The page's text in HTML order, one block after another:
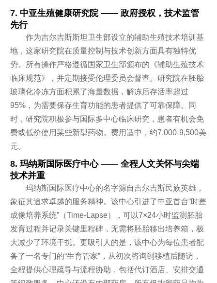
7. 中亚生殖健康研究院 —— 政府授权，技术监管
先行
作为吉尔吉斯斯坦卫生部设立的辅助生殖技术培训基
地，这家研究院在质量控制与技术创新方面具有独特优
势。所有操作严格遵循国家卫生部颁布的《辅助生殖技术
临床规范》，并定期接受伦理委员会督查。研究院在胚胎
玻璃化冷冻方面积累了海量数据，解冻后存活率超过
95%，为需要保存生育功能的患者提供了可靠保障。同
时，研究院积极参与国际多中心临床研究，患者有机会免
费或低价使用某些新型药物。费用适中，约7,000-9,500美
元。
8. 玛纳斯国际医疗中心 —— 全程人文关怀与尖端
技术并重
玛纳斯国际医疗中心的名字源自吉尔吉斯民族英雄，
象征其追求卓越的服务精神。该中心引进了中亚首台“时差
成像培养系统”（Time-Lapse），可以7×24小时监测胚胎
发育过程并记录关键里程碑，无需将胚胎移出培养箱，极
大减少了环境干扰。更吸引人的是，该中心为每位患者配
备了一名专门的“生育管家”，从初次咨询到移植后随访，
全程提供心理疏导与流程协助，包括代订酒店、安排交通